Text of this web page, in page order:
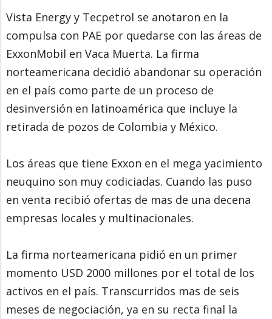
Vista Energy y Tecpetrol se anotaron en la
compulsa con PAE por quedarse con las áreas de
ExxonMobil en Vaca Muerta. La firma
norteamericana decidió abandonar su operación
en el país como parte de un proceso de
desinversión en latinoamérica que incluye la
retirada de pozos de Colombia y México.
Los áreas que tiene Exxon en el mega yacimiento
neuquino son muy codiciadas. Cuando las puso
en venta recibió ofertas de mas de una decena
empresas locales y multinacionales.
La firma norteamericana pidió en un primer
momento USD 2000 millones por el total de los
activos en el país. Transcurridos mas de seis
meses de negociación, ya en su recta final la